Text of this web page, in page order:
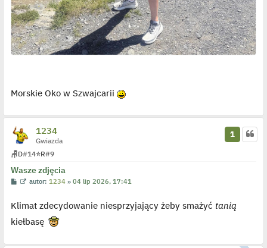
Morskie Oko w Szwajcarii
1234
Gwiazda
🪑D#14⭐R#9
Wasze zdjęcia
1
P
t
W
w
e
t
p
autor:1234 »04 lip 2026, 17:41
Klimat zdecydowanie niesprzyjający żeby smażyć tanią
kiełbasę